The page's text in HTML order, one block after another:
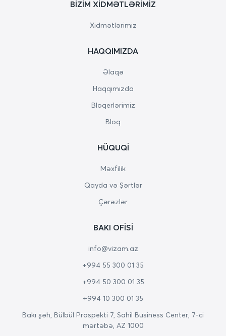
BIZIM XIDMƏTLƏRIMIZ
Xidmətlərimiz
HAQQIMIZDA
Əlaqə
Haqqımızda
Bloqerlərimiz
Bloq
HÜQUQI
Məxfilik
Qayda və Şərtlər
Çərəzlər
BAKI OFISI
info@vizam.az
+994 55 300 01 35
+994 50 300 01 35
+994 10 300 01 35
Bakı şəh, Bülbül Prospekti 7, Sahil Business Center, 7-ci
mərtəbə, AZ 1000